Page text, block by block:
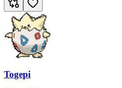
Togepi